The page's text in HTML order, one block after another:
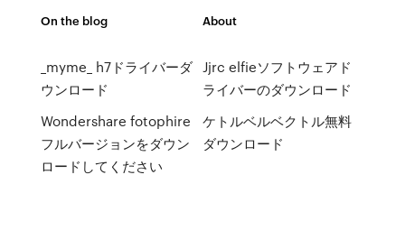
On the blog
_myme_ h7ドライバーダ
ウンロード
Wondershare fotophire
フルバージョンをダウン
ロードしてください
About
Jjrc elfieソフトウェアド
ライバーのダウンロード
ケトルベルベクトル無料
ダウンロード